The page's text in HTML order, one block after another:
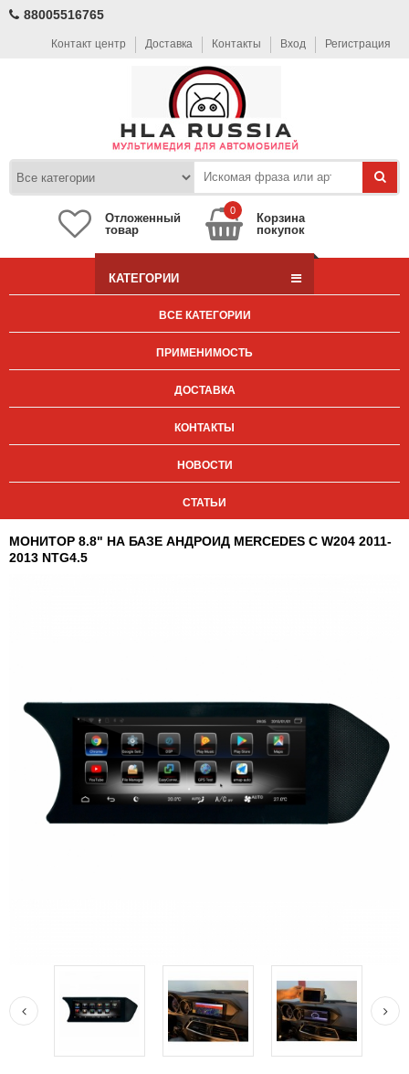
88005516765
Контакт центр Доставка Контакты Вход Регистрация
Отложенный
товар
0
Корзина
покупок
КАТЕГОРИИ
ВСЕ КАТЕГОРИИ
ПРИМЕНИМОСТЬ
ДОСТАВКА
КОНТАКТЫ
НОВОСТИ
СТАТЬИ
МОНИТОР 8.8" НА БАЗЕ АНДРОИД MERCEDES C W204 2011-
2013 NTG4.5